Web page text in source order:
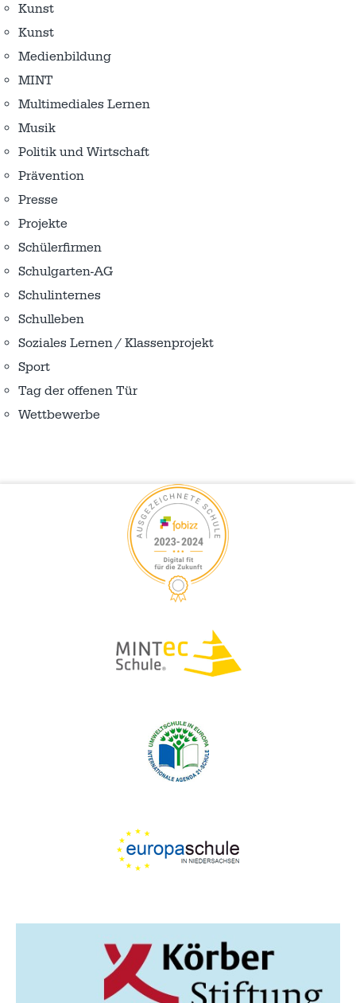
Kunst
Kunst
Medienbildung
MINT
Multimediales Lernen
Musik
Politik und Wirtschaft
Prävention
Presse
Projekte
Schülerfirmen
Schulgarten-AG
Schulinternes
Schulleben
Soziales Lernen / Klassenprojekt
Sport
Tag der offenen Tür
Wettbewerbe